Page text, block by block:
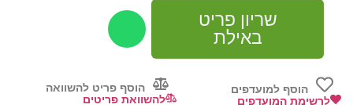
שריון פריט
באילת
הוסף למועדפים
לרשימת המועדפים
הוסף פריט להשוואה
להשוואת פריטים